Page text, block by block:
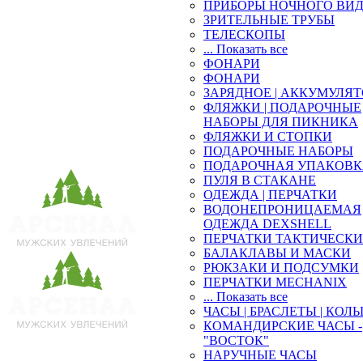
ПРИБОРЫ НОЧНОГО
ЗРИТЕЛЬНЫЕ ТРУБЫ
ТЕЛЕСКОПЫ
... Показать все
ФОНАРИ
ФОНАРИ
ЗАРЯДНОЕ |
ФЛЯЖКИ | ПОДАРОЧНЫЕ
НАБОРЫ ДЛЯ ПИКНИКА
ФЛЯЖКИ И СТОПКИ
ПОДАРОЧНЫЕ НАБОРЫ
ПОДАРОЧНАЯ
ПУЛЯ В СТАКАНЕ
ОДЕЖДА | ПЕРЧАТКИ
ВОДОНЕПРОНИЦАЕМАЯ
ОДЕЖДА DEXSHELL
ПЕРЧАТКИ
БАЛАКЛАВЫ И МАСКИ
РЮКЗАКИ И ПОДСУМКИ
ПЕРЧАТКИ MECHANIX
... Показать все
ЧАСЫ | БРАСЛЕТЫ |
КОМАНДИРСКИЕ ЧАСЫ -
"ВОСТОК"
НАРУЧНЫЕ ЧАСЫ